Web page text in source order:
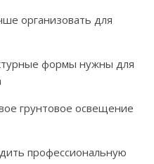
организовать для
формы нужны для
грунтовое освещение
профессиональную